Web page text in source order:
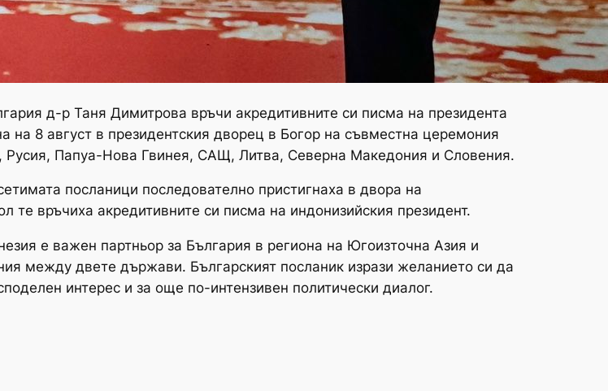
д-р Таня Димитрова връчи акредитивните си писма на президента
8 август в президентския дворец в Богор на съвместна церемония
Русия, Папуа-Нова Гвинея, САЩ, Литва, Северна Македония и Словения.
посланици последователно пристигнаха в двора на
те връчиха акредитивните си писма на индонизийския президент.
е важен партньор за България в региона на Югоизточна Азия и
между двете държави. Българският посланик изрази желанието си да
интерес и за още по-интензивен политически диалог.